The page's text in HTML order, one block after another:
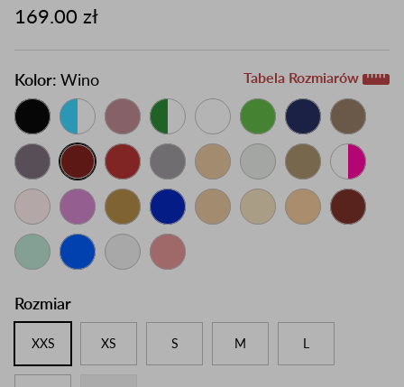
169.00 zł
Tabela Rozmiarów
Kolor: Wino
Rozmiar
XXS XS S M L